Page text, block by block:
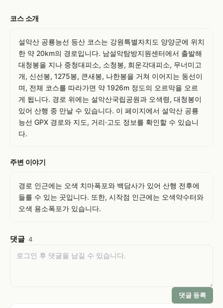
코스 소개
설악산 공룡능선 등산 코스는 강원특별자치도 양양군에 위치
한 약 20km의 경로입니다. 남설악탐방지원센터에서 출발해
대청봉을 지나 중청대피소, 소청봉, 희운각대피소, 무너미고
개, 신선봉, 1275봉, 큰새봉, 나한봉을 거쳐 이어지는 동선이
며, 전체 코스를 따라가면 약 1926m 정도의 오르막을 오르
게 됩니다. 경로 위에는 설악산국립공원과 오색령, 대청봉이
있어 산행 중 만날 수 있습니다. 이 페이지에서 설악산 공룡
능선 GPX 경로와 지도, 거리·고도 정보를 확인할 수 있습니
다.
주변 이야기
경로 인근에는 오색 치마폭포와 백담사가 있어 산행 전후에
들를 수 있는 곳입니다. 또한, 시작점 인근에는 오색약수터와
오색 용소폭포가 있습니다.
댓글 4
댓글 등록